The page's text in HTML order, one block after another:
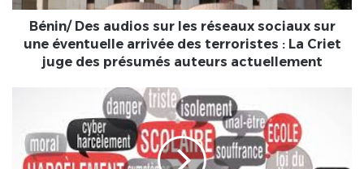
éventuelle
arrivée
juge
des
Bénin/ Des audios sur les réseaux sociaux sur
une éventuelle arrivée des terroristes : La Criet
juge des présumés auteurs actuellement
avant-
projet